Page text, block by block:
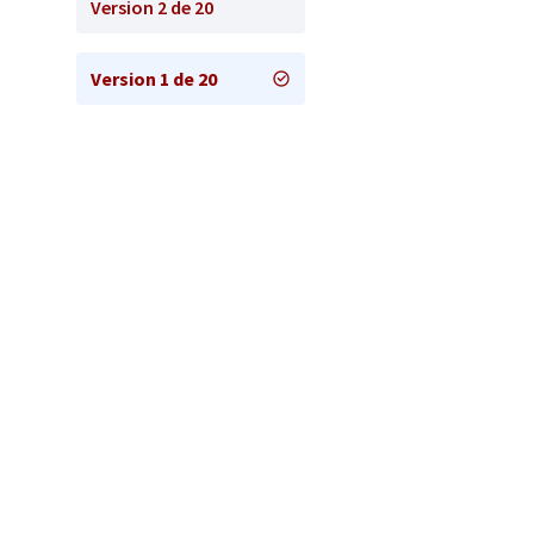
Version 2 de 20
Version 1 de 20